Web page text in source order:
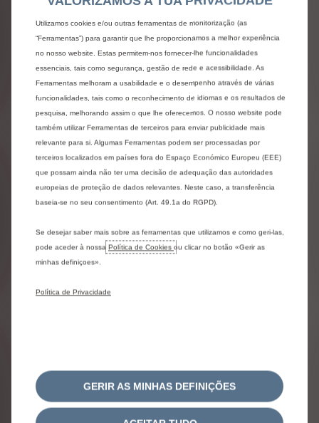
ELÉTRICOS
valores autonomia consumo elétrico
(Regulamentação
setembro de 2018, os valores de consumo elétrico
de todas as viaturas novas são determinados com
base numa nova regulamentação (WLTP), que
estabelece um procedimento de ensaio mais
realista e harmonizado ao nível mundial para as
completamente
Ciclo Europeu
Condução” (NEDC), que era a norma de ensaio
utilizada anteriormente. Sendo as condições de
ensaio mais realistas, o consumo elétrico medido
segundo a norma WLTP é, na maioria dos
podem
variar em função das condições
utilização e de diferentes fatores como: a
velocidade,
tempo de carregamento
TÉRMICOS
valores de consumo de combustível e emissões
de CO2 indicados estão conformes a
WLTP (Regulamentação
Utilizamos cookies e/ou outras ferramentas de monitorização (as
“Ferramentas”) para garantir que lhe proporcionamos a melhor experiência
no nosso website. Estas permitem-nos fornecer-lhe funcionalidades
essenciais, tais como segurança, gestão de rede e acessibilidade. As
Ferramentas melhoram a usabilidade e o desempenho através de várias
funcionalidades, tais como o reconhecimento de idiomas e os resultados de
pesquisa, melhorando assim o que lhe oferecemos. O nosso website pode
também utilizar Ferramentas de terceiros para enviar publicidade mais
relevante para si. Algumas Ferramentas podem ser processadas por
terceiros localizados em países fora do Espaço Económico Europeu (EEE)
que possam ainda não ter uma decisão de adequação das autoridades
europeias de proteção de dados relevantes. Neste caso, a transferência
baseia-se no seu consentimento (Art. 49.1a do RGPD).
Se desejar saber mais sobre as ferramentas que utilizamos e como geri-las,
pode aceder à nossa Política de Cookies ou clicar no botão «Gerir as
minhas definiçoes».
Política de Privacidade
GERIR AS MINHAS DEFINIÇÕES